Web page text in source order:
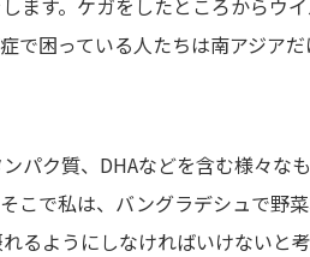
ます。ケガをしたところからウ
で困っている人たちは南アジア
パク質、DHAなどを含む様々な
こで私は、バングラデシュで野
るようにしなければいけないと